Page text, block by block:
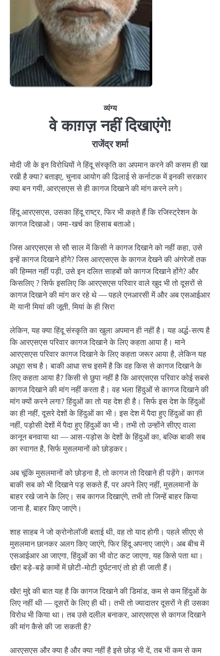
व्यंग्य
वे काग़ज़ नहीं दिखाएंगे!
राजेंद्र शर्मा
मोदी जी के इन विरोधियों ने हिंदू संस्कृति का अपमान करने की कसम ही खा
रखी है क्या? बताइए, चुनाव आयोग की ढिलाई से कर्नाटक में इनकी सरकार
क्या बन गयी, आरएसएस से ही कागज दिखाने की मांग करने लगे।
हिंदू आरएसएस, उसका हिंदू राष्ट्र, फिर भी कहते हैं कि रजिस्ट्रेशन के
कागज दिखाओ। जमा-खर्च का हिसाब बताओ।
जिस आरएसएस से सौ साल में किसी ने कागज दिखाने को नहीं कहा, उसे
इन्हें कागज दिखाने होंगे? जिस आरएसएस के कागज देखने की अंगरेजों तक
की हिम्मत नहीं पड़ी, उसे इन दलित साहबों को कागज दिखाने होंगे? और
किसलिए ? सिर्फ इसलिए कि आरएसएस परिवार वाले खुद भी तो दूसरों से
कागज दिखाने की मांग कर रहे थे — पहले एनआरसी में और अब एसआईआर
में! यानी मियां की जूती, मियां के ही सिर!
लेकिन, यह क्या हिंदू संस्कृति का खुला अपमान ही नहीं है। यह अर्द्ध-सत्य है
कि आरएसएस परिवार कागज दिखाने के लिए कहता आया है। माने
आरएसएस परिवार कागज दिखाने के लिए कहता जरूर आया है, लेकिन यह
अधूरा सच है। बाकी आधा सच इसमें है कि वह किस से कागज दिखाने के
लिए कहता आया है? किसी से छुपा नहीं है कि आरएसएस परिवार कोई सबसे
कागज दिखाने की मांग नहीं करता है। वह भला हिंदुओं से कागज दिखाने की
मांग क्यों करने लगा? हिंदुओं का तो यह देश ही है। सिर्फ इस देश के हिंदुओं
का ही नहीं, दूसरे देशों के हिंदुओं का भी। इस देश में पैदा हुए हिंदुओं का ही
नहीं, पड़ोसी देशों में पैदा हुए हिंदुओं का भी। तभी तो उन्होंने सीएए वाला
कानून बनवाया था — आस-पड़ोस के देशों के हिंदुओं का, बल्कि बाकी सब
का स्वागत है, सिर्फ मुसलमानों को छोड़कर।
अब चूंकि मुसलमानों को छोड़ना है, तो कागज तो दिखाने ही पड़ेंगे। कागज
बाकी सब को भी दिखाने पड़ सकते हैं, पर अपने लिए नहीं, मुसलमानों के
बाहर रखे जाने के लिए। सब कागज दिखाएंगे, तभी तो जिन्हें बाहर किया
जाना है, बाहर किए जाएंगे।
शाह साहब ने जो क्रोनोलॉजी बताई थी, वह तो याद होगी। पहले सीएए से
मुसलमान छानकर अलग किए जाएंगे, फिर हिंदू अपनाए जाएंगे। अब बीच में
एसआईआर आ जाएगा, हिंदुओं का भी वोट कट जाएगा, यह किसे पता था।
खैर! बड़े-बड़े कामों में छोटी-मोटी दुर्घटनाएं तो हो ही जाती हैं।
खैर! मुद्दे की बात यह है कि कागज दिखाने की डिमांड, कम से कम हिंदुओं के
लिए नहीं थी — दूसरों के लिए ही थी। तभी तो ज्यादातर दूसरों ने ही उसका
विरोध भी किया था। तब उसे दलील बनाकर, आरएसएस से कागज दिखाने
की मांग कैसे की जा सकती है?
आरएसएस और क्या है और क्या नहीं है इसे छोड़ भी दें, तब भी कम से कम